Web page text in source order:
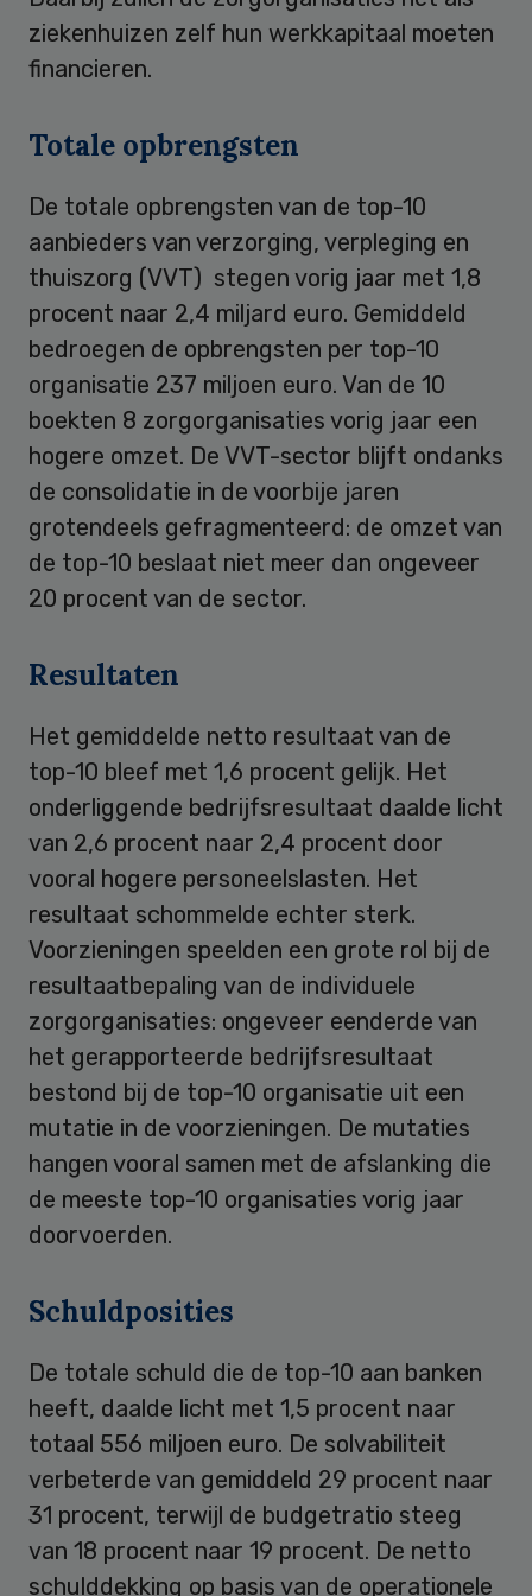
ziekenhuizen zelf hun werkkapitaal moeten
financieren.
Totale opbrengsten
De totale opbrengsten van de top-10
aanbieders van verzorging, verpleging en
thuiszorg (VVT) stegen vorig jaar met 1,8
procent naar 2,4 miljard euro. Gemiddeld
bedroegen de opbrengsten per top-10
organisatie 237 miljoen euro. Van de 10
boekten 8 zorgorganisaties vorig jaar een
hogere omzet. De VVT-sector blijft ondanks
de consolidatie in de voorbije jaren
grotendeels gefragmenteerd: de omzet van
de top-10 beslaat niet meer dan ongeveer
20 procent van de sector.
Resultaten
Het gemiddelde netto resultaat van de
top-10 bleef met 1,6 procent gelijk. Het
onderliggende bedrijfsresultaat daalde licht
van 2,6 procent naar 2,4 procent door
vooral hogere personeelslasten. Het
resultaat schommelde echter sterk.
Voorzieningen speelden een grote rol bij de
resultaatbepaling van de individuele
zorgorganisaties: ongeveer eenderde van
het gerapporteerde bedrijfsresultaat
bestond bij de top-10 organisatie uit een
mutatie in de voorzieningen. De mutaties
hangen vooral samen met de afslanking die
de meeste top-10 organisaties vorig jaar
doorvoerden.
Schuldposities
De totale schuld die de top-10 aan banken
heeft, daalde licht met 1,5 procent naar
totaal 556 miljoen euro. De solvabiliteit
verbeterde van gemiddeld 29 procent naar
31 procent, terwijl de budgetratio steeg
van 18 procent naar 19 procent. De netto
schulddekking op basis van de operationele